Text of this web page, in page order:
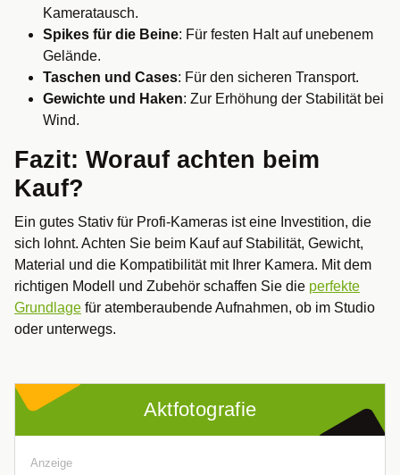
Kameratausch.
Spikes für die Beine: Für festen Halt auf unebenem
Gelände.
Taschen und Cases: Für den sicheren Transport.
Gewichte und Haken: Zur Erhöhung der Stabilität bei
Wind.
Fazit: Worauf achten beim
Kauf?
Ein gutes Stativ für Profi-Kameras ist eine Investition, die
sich lohnt. Achten Sie beim Kauf auf Stabilität, Gewicht,
Material und die Kompatibilität mit Ihrer Kamera. Mit dem
richtigen Modell und Zubehör schaffen Sie die perfekte
Grundlage für atemberaubende Aufnahmen, ob im Studio
oder unterwegs.
Aktfotografie
Anzeige